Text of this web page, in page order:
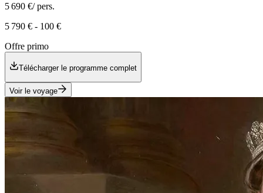
5 690 €/ pers.
5 790 € - 100 €
Offre primo
Télécharger le programme complet
Voir le voyage